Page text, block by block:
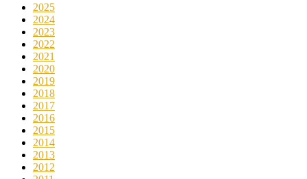
2025
2024
2023
2022
2021
2020
2019
2018
2017
2016
2015
2014
2013
2012